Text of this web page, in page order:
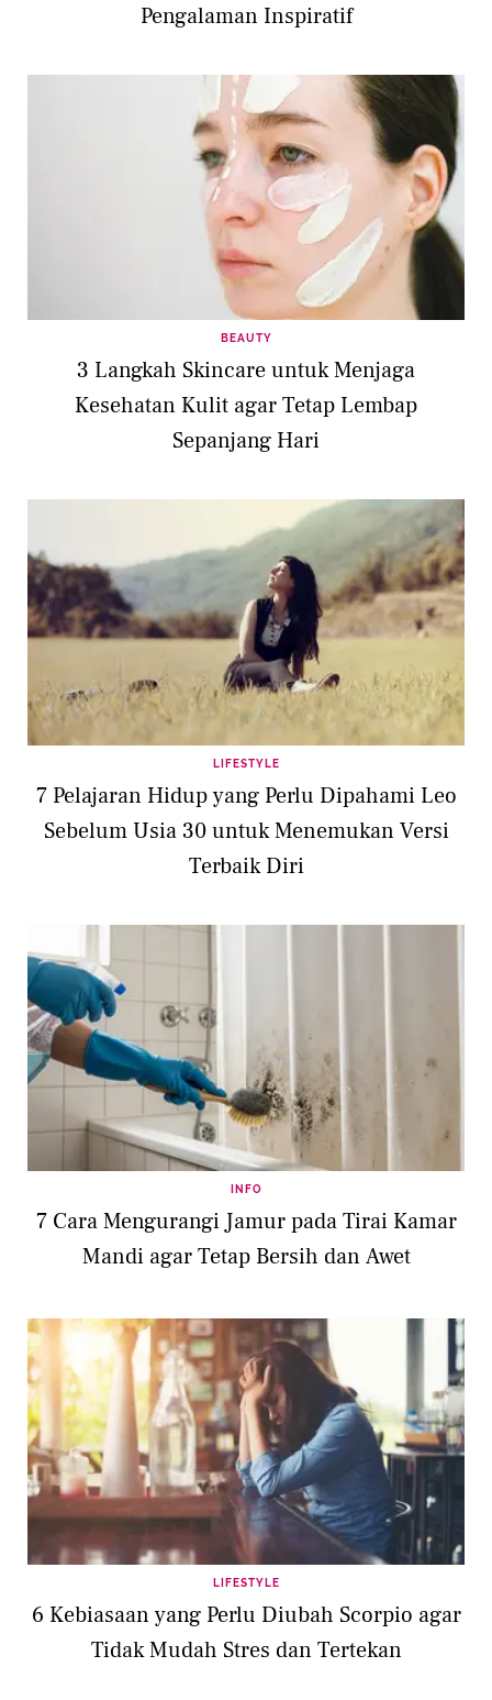
Pengalaman Inspiratif
BEAUTY
3 Langkah Skincare untuk Menjaga
Kesehatan Kulit agar Tetap Lembap
Sepanjang Hari
LIFESTYLE
7 Pelajaran Hidup yang Perlu Dipahami Leo
Sebelum Usia 30 untuk Menemukan Versi
Terbaik Diri
INFO
7 Cara Mengurangi Jamur pada Tirai Kamar
Mandi agar Tetap Bersih dan Awet
LIFESTYLE
6 Kebiasaan yang Perlu Diubah Scorpio agar
Tidak Mudah Stres dan Tertekan